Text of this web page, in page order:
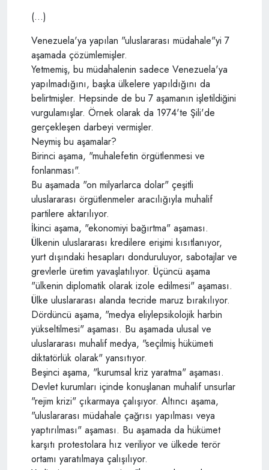
(...)
Venezuela'ya yapılan "uluslararası müdahale"yi 7
aşamada çözümlemişler.
Yetmemiş, bu müdahalenin sadece Venezuela'ya
yapılmadığını, başka ülkelere yapıldığını da
belirtmişler. Hepsinde de bu 7 aşamanın işletildiğini
vurgulamışlar. Örnek olarak da 1974'te Şili'de
gerçekleşen darbeyi vermişler.
Neymiş bu aşamalar?
Birinci aşama, "muhalefetin örgütlenmesi ve
fonlanması".
Bu aşamada "on milyarlarca dolar" çeşitli
uluslararası örgütlenmeler aracılığıyla muhalif
partilere aktarılıyor.
İkinci aşama, "ekonomiyi bağırtma" aşaması.
Ülkenin uluslararası kredilere erişimi kısıtlanıyor,
yurt dışındaki hesapları donduruluyor, sabotajlar ve
grevlerle üretim yavaşlatılıyor. Üçüncü aşama
"ülkenin diplomatik olarak izole edilmesi" aşaması.
Ülke uluslararası alanda tecride maruz bırakılıyor.
Dördüncü aşama, "medya eliylepsikolojik harbin
yükseltilmesi" aşaması. Bu aşamada ulusal ve
uluslararası muhalif medya, "seçilmiş hükümeti
diktatörlük olarak" yansıtıyor.
Beşinci aşama, "kurumsal kriz yaratma" aşaması.
Devlet kurumları içinde konuşlanan muhalif unsurlar
"rejim krizi" çıkarmaya çalışıyor. Altıncı aşama,
"uluslararası müdahale çağrısı yapılması veya
yaptırılması" aşaması. Bu aşamada da hükümet
karşıtı protestolara hız veriliyor ve ülkede terör
ortamı yaratılmaya çalışılıyor.